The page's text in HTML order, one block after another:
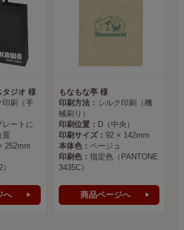
タジオ 様
印刷（手
レートに
置
252mm
へ
もなもな亭 様
印刷方法： シルク印刷（機
械刷り）
印刷位置： D（中央）
印刷サイズ： 92 × 142mm
本体色： ベージュ
印刷色： 指定色（PANTONE
3435C）
商品ページへ